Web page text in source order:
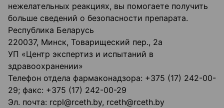
нежелательных реакциях, вы помогаете получить
больше сведений о безопасности препарата.
Республика Беларусь
220037, Минск, Товарищеский пер., 2а
УП «Центр экспертиз и испытаний в
здравоохранении»
Телефон отдела фармаконадзора: +375 (17) 242-00-
29; факс: +375 (17) 242-00-29
Эл. почта: rcpl@rceth.by, rceth@rceth.by